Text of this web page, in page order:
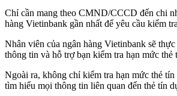
Chỉ cần mang theo CMND/CCCD đến chi
hàng Vietinbank gần nhất để yêu cầu kiểm
Nhân viên của ngân hàng Vietinbank sẽ
thông tin và hỗ trợ bạn kiểm tra hạn mức thẻ
Ngoài ra, không chỉ kiểm tra hạn mức thẻ tín
tìm hiểu mọi thông tin liên quan đến thẻ tín